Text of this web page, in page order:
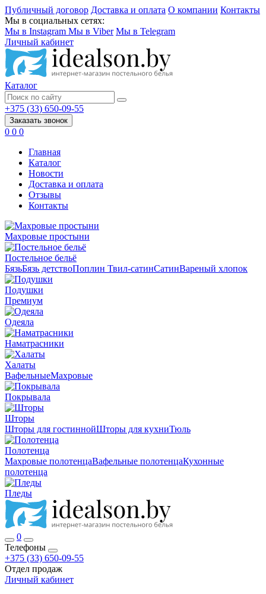
Публичный договор Доставка и оплата О компании Контакты
Мы в социальных сетях:
Мы в Instagram Мы в Viber Мы в Telegram
Личный кабинет
Каталог
+375 (33) 650-09-55
Заказать звонок
0 0 0
Главная
Каталог
Новости
Доставка и оплата
Отзывы
Контакты
Махровые простыни
Постельное бельё
БязьБязь детствоПоплин Твил-сатинСатинВареный хлопок
Подушки
Премиум
Одеяла
Наматрасники
Халаты
ВафельныеМахровые
Покрывала
Шторы
Шторы для гостиннойШторы для кухниТюль
Полотенца
Махровые полотенцаВафельные полотенцаКухонные
полотенца
Пледы
0
Телефоны
+375 (33) 650-09-55
Отдел продаж
Личный кабинет